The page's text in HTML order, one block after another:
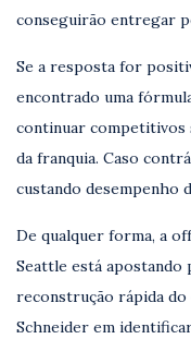
conseguirão entregar
Se a resposta for
encontrado uma
continuar
da franquia. Caso
custando desempenho
De qualquer forma, a
Seattle está apostando
reconstrução rápida do
Schneider em